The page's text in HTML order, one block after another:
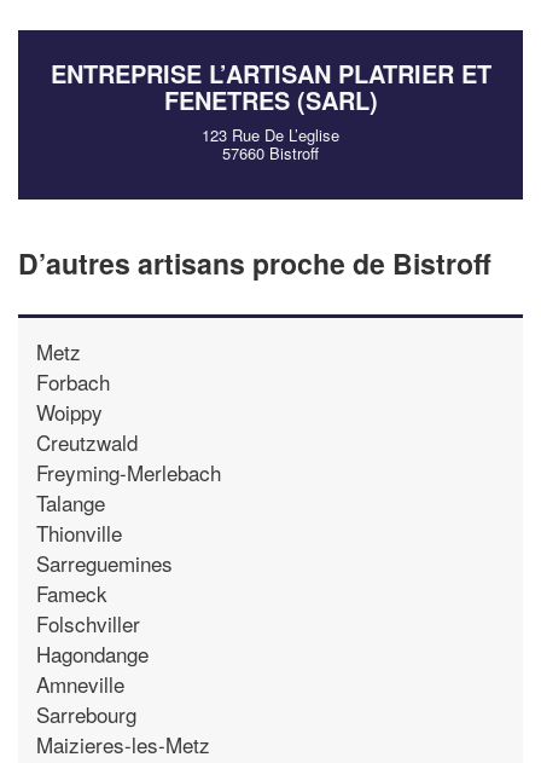
ENTREPRISE L’ARTISAN PLATRIER ET
FENETRES (SARL)
123 Rue De L’eglise
57660 Bistroff
D’autres artisans proche de Bistroff
Metz
Forbach
Woippy
Creutzwald
Freyming-Merlebach
Talange
Thionville
Sarreguemines
Fameck
Folschviller
Hagondange
Amneville
Sarrebourg
Maizieres-les-Metz
En savoir plus